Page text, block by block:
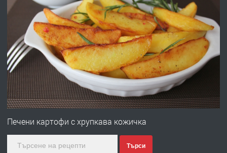
преди 10 месеца
ПРЕДЛАГА
Професионална броячна машина -
със сертификат от ЕЦБ
преди 1 година
ПРЕДЛАГА
Професионална зеленчукорезачка
Печени картофи с хрупкава кожичка
Търси